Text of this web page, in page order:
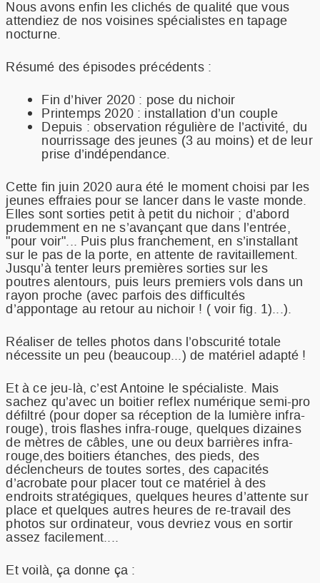
RECETTES
NOTRE METIER
FAQ
COMMANDER
Nous avons enfin les clichés de qualité que vous
attendiez de nos voisines spécialistes en tapage
nocturne.
Résumé des épisodes précédents :
Fin d’hiver 2020 : pose du nichoir
Printemps 2020 : installation d’un couple
Depuis : observation régulière de l’activité, du
nourrissage des jeunes (3 au moins) et de leur
prise d’indépendance.
Cette fin juin 2020 aura été le moment choisi par les
jeunes effraies pour se lancer dans le vaste monde.
Elles sont sorties petit à petit du nichoir ; d’abord
prudemment en ne s’avançant que dans l’entrée,
"pour voir"... Puis plus franchement, en s’installant
sur le pas de la porte, en attente de ravitaillement.
Jusqu’à tenter leurs premières sorties sur les
poutres alentours, puis leurs premiers vols dans un
rayon proche (avec parfois des difficultés
d’appontage au retour au nichoir ! ( voir fig. 1)...).
Réaliser de telles photos dans l’obscurité totale
nécessite un peu (beaucoup...) de matériel adapté !
Et à ce jeu-là, c’est Antoine le spécialiste. Mais
sachez qu’avec un boitier reflex numérique semi-pro
défiltré (pour doper sa réception de la lumière infra-
rouge), trois flashes infra-rouge, quelques dizaines
de mètres de câbles, une ou deux barrières infra-
rouge,des boitiers étanches, des pieds, des
déclencheurs de toutes sortes, des capacités
d’acrobate pour placer tout ce matériel à des
endroits stratégiques, quelques heures d’attente sur
place et quelques autres heures de re-travail des
photos sur ordinateur, vous devriez vous en sortir
assez facilement....
Et voilà, ça donne ça :